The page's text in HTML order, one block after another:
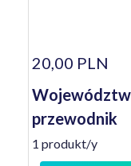
20,00 PLN
przewodnik
1 produkt/y